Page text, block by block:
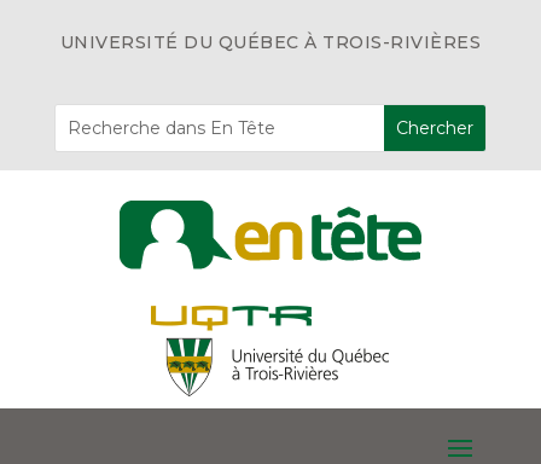
UNIVERSITÉ DU QUÉBEC À TROIS-RIVIÈRES